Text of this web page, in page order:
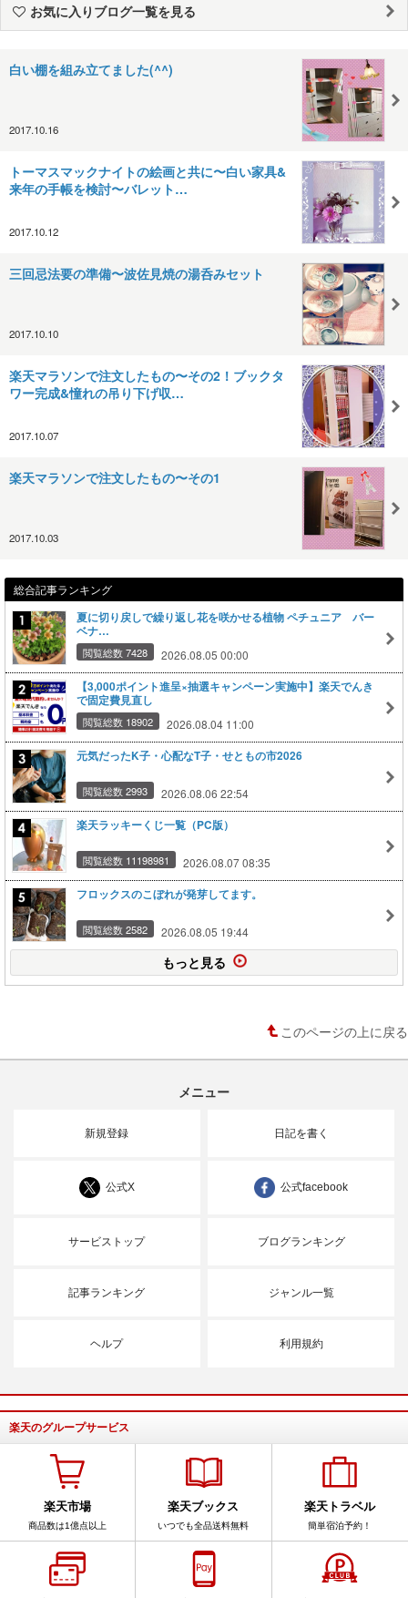
お気に入りブログ一覧を見る
白い棚を組み立てました(^^)
2017.10.16
トーマスマックナイトの絵画と共に〜白い家具&
来年の手帳を検討〜バレット…
2017.10.12
三回忌法要の準備〜波佐見焼の湯呑みセット
2017.10.10
楽天マラソンで注文したもの〜その2！ブックタ
ワー完成&憧れの吊り下げ収…
2017.10.07
楽天マラソンで注文したもの〜その1
2017.10.03
総合記事ランキング
夏に切り戻しで繰り返し花を咲かせる植物 ペチュニア バー
ベナ…
閲覧総数 7428 2026.08.05 00:00
【3,000ポイント進呈×抽選キャンペーン実施中】楽天でんき
で固定費見直し
閲覧総数 18902 2026.08.04 11:00
元気だったK子・心配なT子・せともの市2026
閲覧総数 2993 2026.08.06 22:54
楽天ラッキーくじ一覧（PC版）
閲覧総数 11198981 2026.08.07 08:35
フロックスのこぼれが発芽してます。
閲覧総数 2582 2026.08.05 19:44
もっと見る
このページの上に戻る
メニュー
新規登録 日記を書く
公式X 公式facebook
サービストップ ブログランキング
記事ランキング ジャンル一覧
ヘルプ 利用規約
楽天のグループサービス
楽天市場
商品数は1億点以上
楽天ブックス
いつでも全品送料無料
楽天トラベル
簡単宿泊予約！